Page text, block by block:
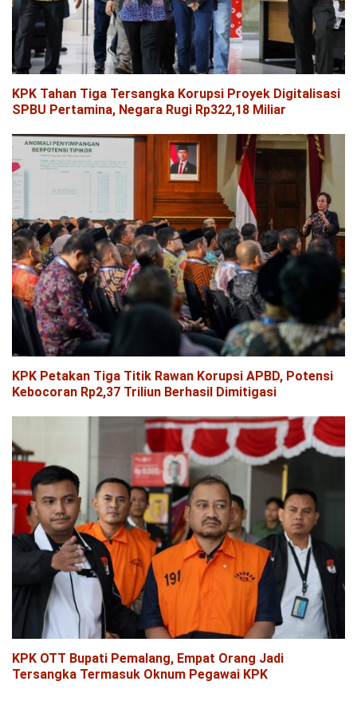
KPK Tahan Tiga Tersangka Korupsi Proyek Digitalisasi
SPBU Pertamina, Negara Rugi Rp322,18 Miliar
KPK Petakan Tiga Titik Rawan Korupsi APBD, Potensi
Kebocoran Rp2,37 Triliun Berhasil Dimitigasi
KPK OTT Bupati Pemalang, Empat Orang Jadi
Tersangka Termasuk Oknum Pegawai KPK